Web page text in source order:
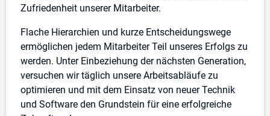
Zufriedenheit unserer Mitarbeiter.
Flache Hierarchien und kurze Entscheidungswege
ermöglichen jedem Mitarbeiter Teil unseres Erfolgs zu
werden. Unter Einbeziehung der nächsten Generation,
versuchen wir täglich unsere Arbeitsabläufe zu
optimieren und mit dem Einsatz von neuer Technik
und Software den Grundstein für eine erfolgreiche